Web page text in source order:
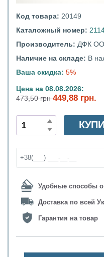
Код товара: 20149
Каталожный номер:
Производитель: ДФК
Наличие на складе: В
Ваша скидка: 5%
Цена на 08.08.2026:
473,50 грн449,88 грн.
Удобные способы
Доставка по всей
Гарантия на товар